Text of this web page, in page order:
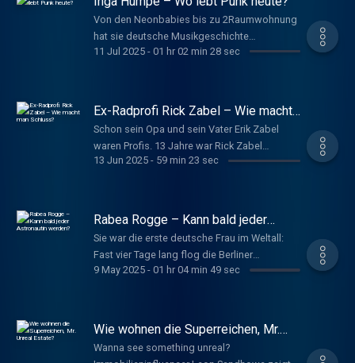
Von den Neonbabies bis zu 2Raumwohnung
hat sie deutsche Musikgeschichte
mitgeschrieben. Bei uns spricht Inga Humpe
Wirkung des Berghain.
11 Jul 2025- 01 hr 02 min 28 sec
Ex-Radprofi Rick Zabel – Wie macht
man Schluss?
Schon sein Opa und sein Vater Erik Zabel
waren Profis. 13 Jahre war Rick Zabel
Radsportler, ehe er seine Karriere im
Rockstars auf dem Sattel, und wie es ist,
nochmal ganz neu anzufangen.
13 Jun 2025- 59 min 23 sec
Rabea Rogge – Kann bald jeder
Astronautin werden?
Sie war die erste deutsche Frau im Weltall:
Fast vier Tage lang flog die Berliner
Ingenieurin und Polarforscherin Rabea Rogge
braucht es dringend Köche und Schreiner im
All? Darüber spricht sie im Ringbahn-
Podcast.
9 May 2025- 01 hr 04 min 49 sec
Wie wohnen die Superreichen, Mr.
Unreal Estate?
Wanna see something unreal?